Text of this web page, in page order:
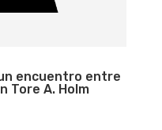
encuentro entre
Tore A. Holm